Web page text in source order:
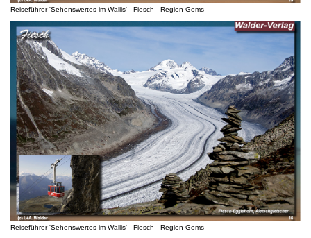
Reiseführer 'Sehenswertes im Wallis' - Fiesch - Region Goms
Reiseführer 'Sehenswertes im Wallis' - Fiesch - Region Goms